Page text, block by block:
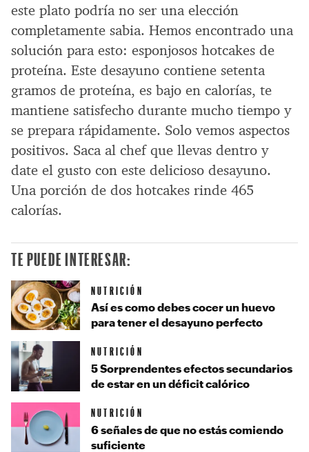
este plato podría no ser una elección
completamente sabia. Hemos encontrado una
solución para esto: esponjosos hotcakes de
proteína. Este desayuno contiene setenta
gramos de proteína, es bajo en calorías, te
mantiene satisfecho durante mucho tiempo y
se prepara rápidamente. Solo vemos aspectos
positivos. Saca al chef que llevas dentro y
date el gusto con este delicioso desayuno.
Una porción de dos hotcakes rinde 465
calorías.
TE PUEDE INTERESAR:
NUTRICIÓN
Así es como debes cocer un huevo
para tener el desayuno perfecto
NUTRICIÓN
5 Sorprendentes efectos secundarios
de estar en un déficit calórico
NUTRICIÓN
6 señales de que no estás comiendo
suficiente